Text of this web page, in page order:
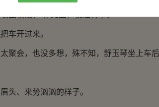
回视线，“你先回，我还有事。”
车开过来。
聚会，也没多想，殊不知，舒玉琴坐上车后
头、来势汹汹的样子。